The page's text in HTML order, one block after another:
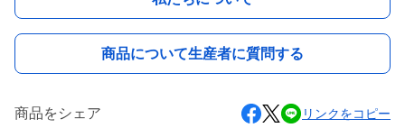
商品について生産者に質問する
商品をシェア リンクをコピー